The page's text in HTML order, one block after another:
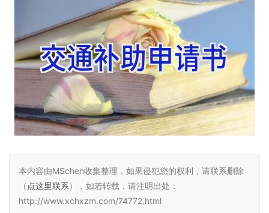
本内容由MSchen收集整理，如果侵犯您的权利，请联系删除
（ 点这里联系），如若转载，请注明出处：
http://www.xchxzm.com/74772.html